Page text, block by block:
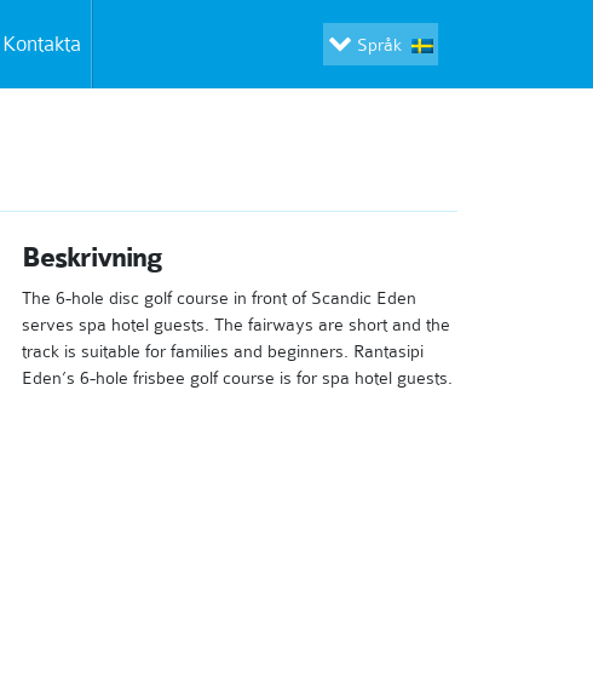
Kontakta Språk
Beskrivning
The 6-hole disc golf course in front of Scandic Eden
serves spa hotel guests. The fairways are short and the
track is suitable for families and beginners. Rantasipi
Eden’s 6-hole frisbee golf course is for spa hotel guests.